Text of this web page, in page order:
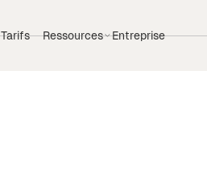
Tarifs Ressources Entreprise